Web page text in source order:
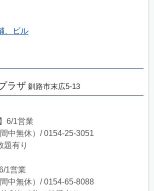
、ビル
ラザ 釧路市末広5-13
6/1営業
中無休）/ 0154-25-3051
題有り
1営業
中無休）/ 0154-65-8088